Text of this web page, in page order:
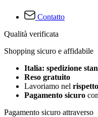
Contatto
Qualità verificata
Shopping sicuro e affidabile
Italia: spedizione
Reso gratuito
Lavoriamo nel
Pagamento sicuro
Pagamento sicuro attraverso